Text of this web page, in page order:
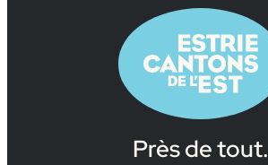
Près de tout.